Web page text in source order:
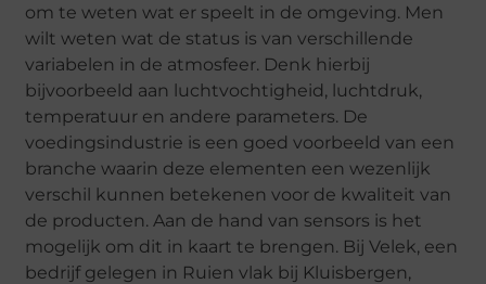
om te weten wat er speelt in de omgeving. Men
wilt weten wat de status is van verschillende
variabelen in de atmosfeer. Denk hierbij
bijvoorbeeld aan luchtvochtigheid, luchtdruk,
temperatuur en andere parameters. De
voedingsindustrie is een goed voorbeeld van een
branche waarin deze elementen een wezenlijk
verschil kunnen betekenen voor de kwaliteit van
de producten. Aan de hand van sensors is het
mogelijk om dit in kaart te brengen. Bij Velek, een
bedrijf gelegen in Ruien vlak bij Kluisbergen,